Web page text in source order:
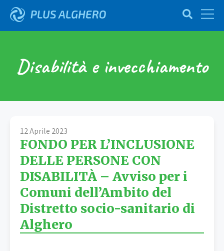
Disabilità e invecchiamento
12 Aprile 2023
FONDO PER L’INCLUSIONE
DELLE PERSONE CON
DISABILITÀ – Avviso per i
Comuni dell’Ambito del
Distretto socio-sanitario di
Alghero